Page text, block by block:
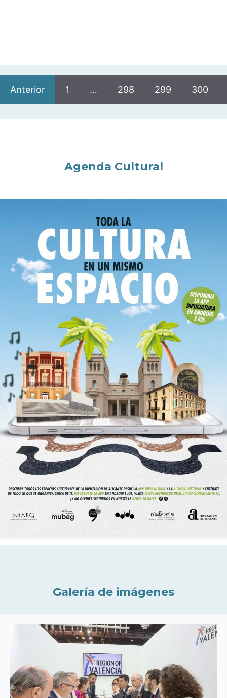
Anterior 1 … 298 299 300
Agenda Cultural
Galería de imágenes